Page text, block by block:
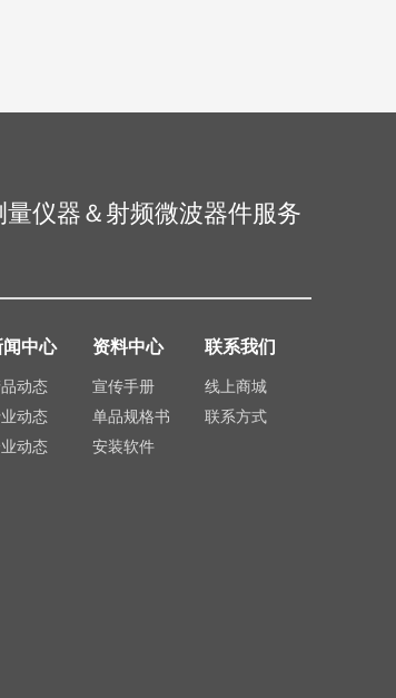
仪器＆射频微波器件服务
中心
动态
动态
动态
资料中心
宣传手册
单品规格书
安装软件
联系我们
线上商城
联系方式